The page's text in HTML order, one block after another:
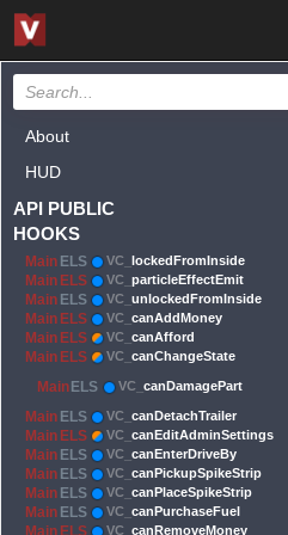
About
HUD
API PUBLIC
HOOKS
Main ELS VC_lockedFromInside
Main ELS VC_particleEffectEmit
Main ELS VC_unlockedFromInside
Main ELS VC_canAddMoney
Main ELS VC_canAfford
Main ELS VC_canChangeState
Main ELS VC_ canDamagePart
Main ELS VC_canDetachTrailer
Main ELS VC_canEditAdminSettings
Main ELS VC_canEnterDriveBy
Main ELS VC_canPickupSpikeStrip
Main ELS VC_canPlaceSpikeStrip
Main ELS VC_canPurchaseFuel
Main ELS VC_canRemoveMoney